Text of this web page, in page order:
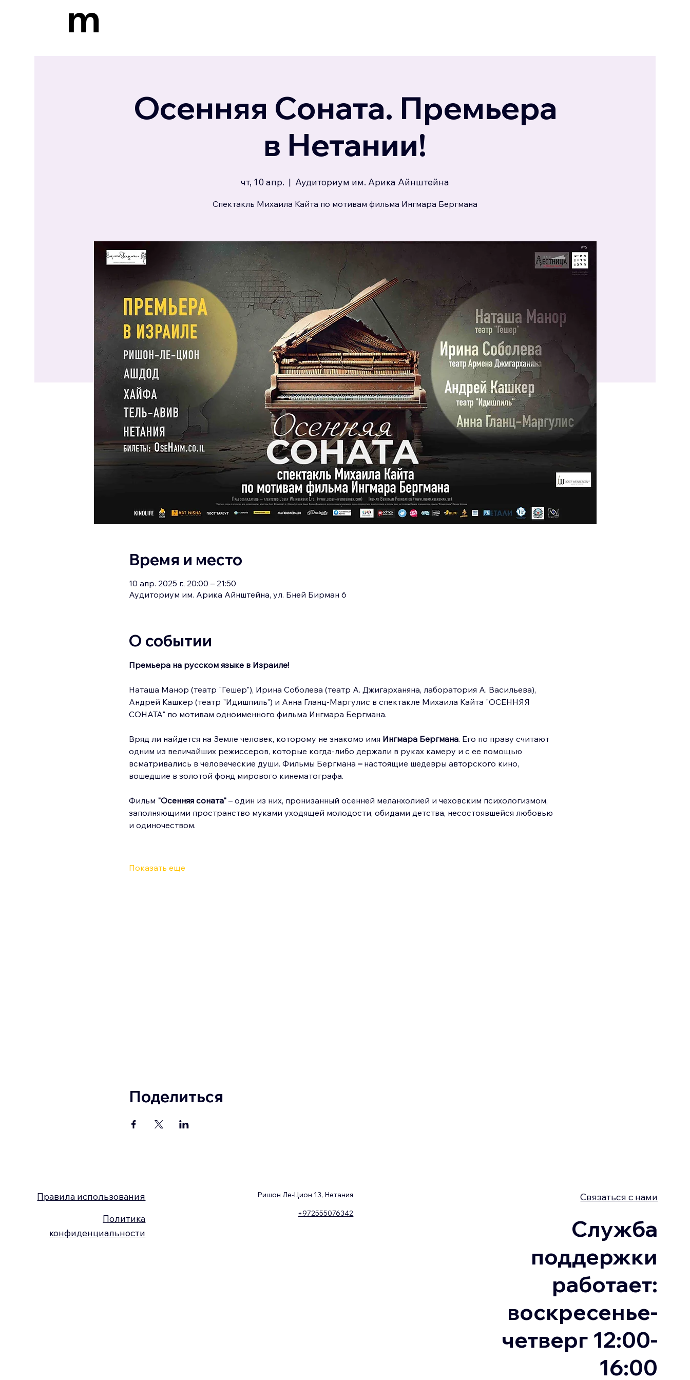
m
Осенняя Соната. Премьера
в Нетании!
чт, 10 апр.
  |
Аудиториум им. Арика Айнштейна
Спектакль Михаила Кайта по мотивам фильма Ингмара Бергмана
Время и место
10 апр. 2025 г., 20:00 – 21:50
Аудиториум им. Арика Айнштейна, ул. Бней Бирман 6
О событии
Премьера на русском языке в Израиле!
Наташа Манор (театр "Гешер"), Ирина Соболева (театр А. Джигарханяна, лаборатория А. Васильева),
Андрей Кашкер (театр "Идишпиль") и Анна Гланц-Маргулис в спектакле Михаила Кайта "ОСЕННЯЯ
СОНАТА" по мотивам одноименного фильма Ингмара Бергмана.
Вряд ли найдется на Земле человек, которому не знакомо имя Ингмара Бергмана. Его по праву считают
одним из величайших режиссеров, которые когда-либо держали в руках камеру и с ее помощью
всматривались в человеческие души. Фильмы Бергмана – настоящие шедевры авторского кино,
вошедшие в золотой фонд мирового кинематографа.
Фильм "Осенняя соната" – один из них, пронизанный осенней меланхолией и чеховским психологизмом,
заполняющими пространство муками уходящей молодости, обидами детства, несостоявшейся любовью
и одиночеством.
Показать еще
Поделиться
Правила использования
Политика
конфиденциальности
Ришон Ле-Цион 13, Нетания
+972555076342
Связаться с нами
Служба
поддержки
работает:
воскресенье-
четверг 12:00-
16:00